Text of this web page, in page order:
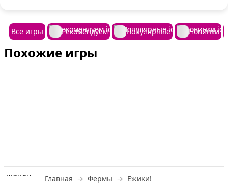
Все игры Рекомендуем Популярные Новинки
Похожие игры
Главная Фермы Ежики!